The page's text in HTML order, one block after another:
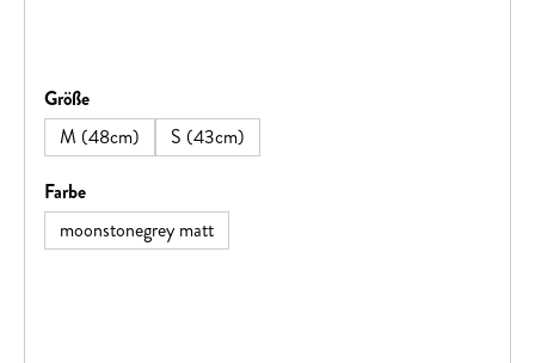
Größeauswählen
M (48cm)
S (43cm)
Farbeauswählen
moonstonegrey matt